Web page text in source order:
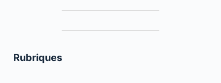
Rubriques